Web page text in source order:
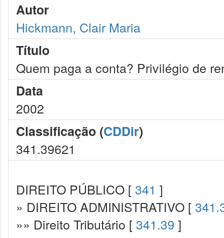
Autor
Hickmann, Clair Maria
Título
Quem paga a conta? Privilégio de
Data
2002
Classificação (CDDir)
341.39621
DIREITO PÚBLICO [ 341 ]
» DIREITO ADMINISTRATIVO [
»» Direito Tributário [ 341.39 ]